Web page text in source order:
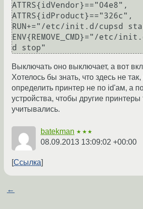
ATTRS{idVendor}=="04e8",
ATTRS{idProduct}=="326c",
RUN+="/etc/init.d/cupsd
ENV{REMOVE_CMD}="/etc/
d stop"
Выключать оно выключает, а вот
Хотелось бы знать, что здесь не так,
определить принтер не по id'ам, а
устройства, чтобы другие принтеры
учитывались.
batekman ★★★
08.09.2013 13:09:02 +00:00
Ссылка
←